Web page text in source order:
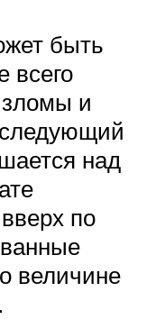
быть
всего
и
над
по
величине